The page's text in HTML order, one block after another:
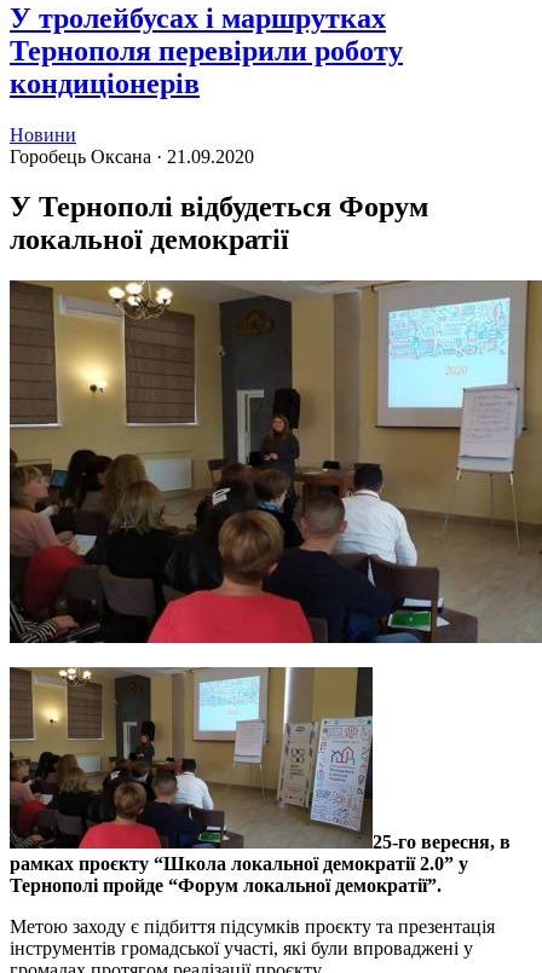
У тролейбусах і маршрутках
Тернополя перевірили роботу
кондиціонерів
Новини
Горобець Оксана · 21.09.2020
У Тернополі відбудеться Форум
локальної демократії
25-го вересня, в
рамках проєкту “Школа локальної демократії 2.0” у
Тернополі пройде “Форум локальної демократії”.
Метою заходу є підбиття підсумків проєкту та презентація
інструментів громадської участі, які були впроваджені у